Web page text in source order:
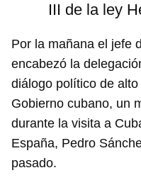
III de la ley
Por la mañana el jefe
encabezó la
diálogo político de
Gobierno cubano, un
durante la visita a
España, Pedro
pasado.